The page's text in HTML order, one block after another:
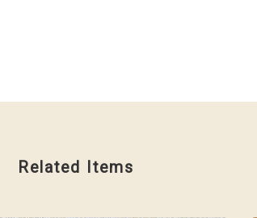
Related Items